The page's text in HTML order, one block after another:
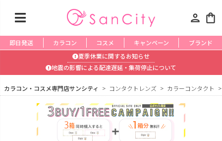
person shopping_bag
即日発送 カラコン コスメ キャンペーン
ブランド
夏季休業に関するお知らせ
地震の影響による配達遅延・集荷停止について
カラコン・コスメ専門店サンシティ コンタクトレンズ カラーコンタクト